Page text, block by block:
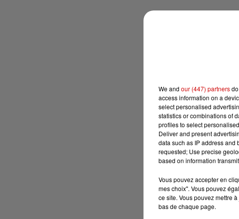
We and our (447) partners
access information on a
select personalised
statistics or combinations of
profiles to select
Deliver and present
data such as IP address and
requested; Use precise
based on information
Vous pouvez accepter en
mes choix". Vous pouvez
ce site. Vous pouvez mettre
bas de chaque page.